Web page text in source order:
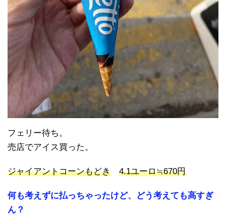
フェリー待ち。
売店でアイス買った。
ジャイアントコーンもどき 4.1ユーロ≒670円
何も考えずに払っちゃったけど、どう考えても高すぎ
ん？